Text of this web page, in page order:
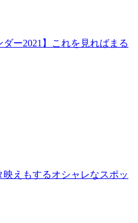
ダー2021】これを見ればまる
映えもするオシャレなスポッ